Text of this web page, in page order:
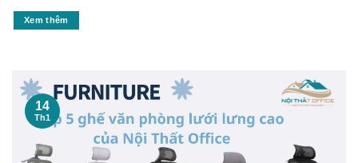
Xem thêm
14
Th1